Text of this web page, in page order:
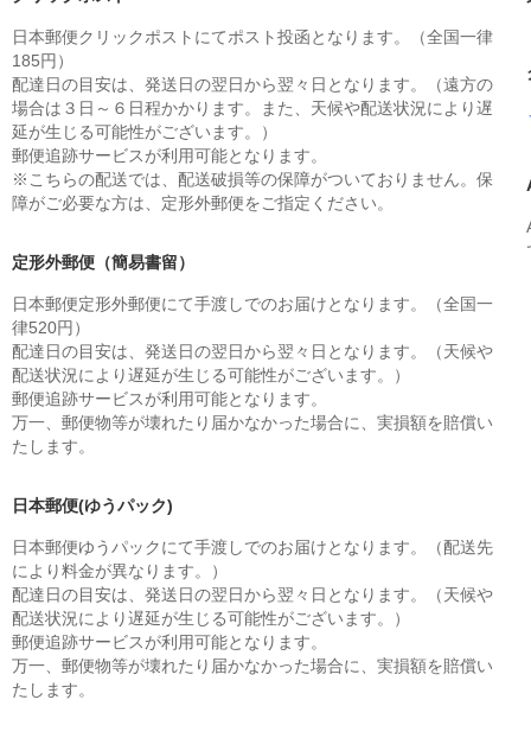
日本郵便クリックポストにてポスト投函となります。（全国一律
185円）
配達日の目安は、発送日の翌日から翌々日となります。（遠方の
場合は３日～６日程かかります。また、天候や配送状況により遅
延が生じる可能性がございます。）
郵便追跡サービスが利用可能となります。
※こちらの配送では、配送破損等の保障がついておりません。保
障がご必要な方は、定形外郵便をご指定ください。
定形外郵便（簡易書留）
日本郵便定形外郵便にて手渡しでのお届けとなります。（全国一
律520円）
配達日の目安は、発送日の翌日から翌々日となります。（天候や
配送状況により遅延が生じる可能性がございます。）
郵便追跡サービスが利用可能となります。
万一、郵便物等が壊れたり届かなかった場合に、実損額を賠償い
たします。
日本郵便(ゆうパック)
日本郵便ゆうパックにて手渡しでのお届けとなります。（配送先
により料金が異なります。）
配達日の目安は、発送日の翌日から翌々日となります。（天候や
配送状況により遅延が生じる可能性がございます。）
郵便追跡サービスが利用可能となります。
万一、郵便物等が壊れたり届かなかった場合に、実損額を賠償い
たします。